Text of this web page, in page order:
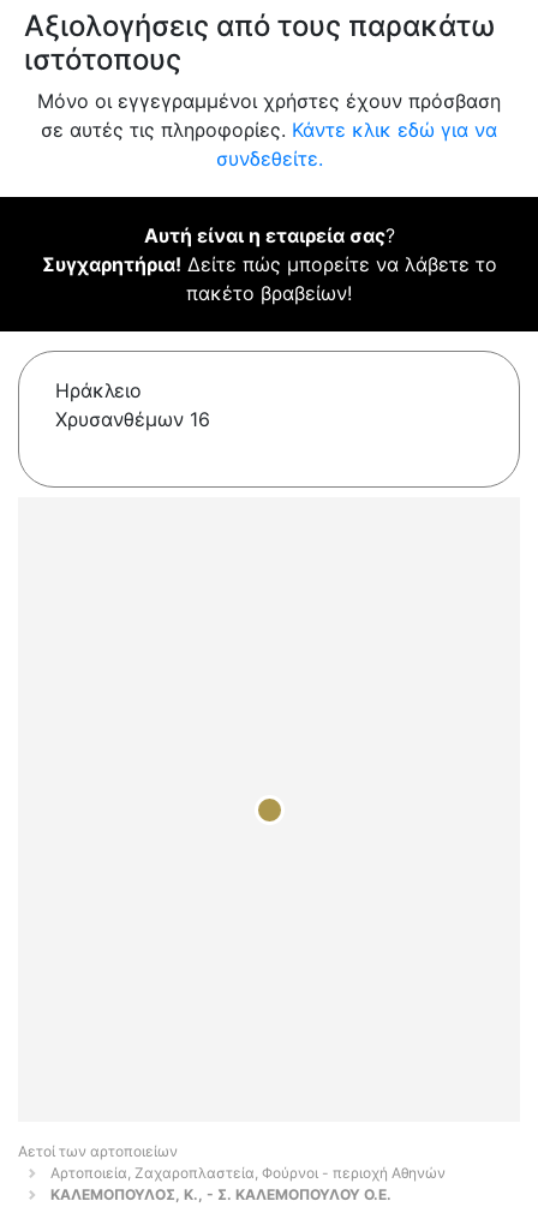
Αξιολογήσεις από τους παρακάτω
ιστότοπους
Μόνο οι εγγεγραμμένοι χρήστες έχουν πρόσβαση
σε αυτές τις πληροφορίες. Κάντε κλικ εδώ για να
συνδεθείτε.
Αυτή είναι η εταιρεία σας?
Συγχαρητήρια! Δείτε πώς μπορείτε να λάβετε το
πακέτο βραβείων!
Ηράκλειο
Χρυσανθέμων 16
Αετοί των αρτοποιείων
Αρτοποιεία, Ζαχαροπλαστεία, Φούρνοι - περιοχή Αθηνών
ΚΑΛΕΜΟΠΟΥΛΟΣ, Κ., - Σ. ΚΑΛΕΜΟΠΟΥΛΟΥ Ο.Ε.